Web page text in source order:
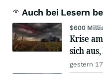
Auch bei Lesern
$600
Krise
sich
gestern